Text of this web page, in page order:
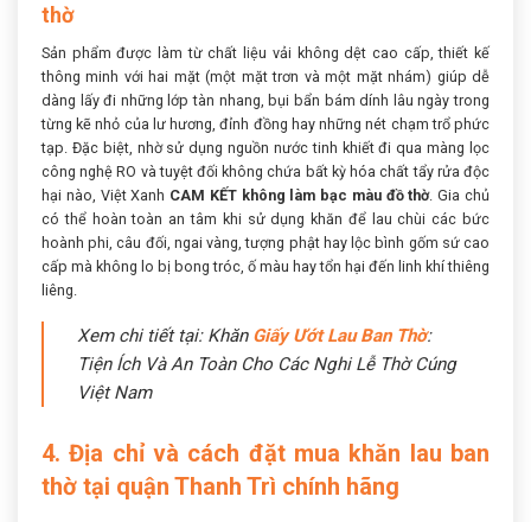
thờ
Sản phẩm được làm từ chất liệu vải không dệt cao cấp, thiết kế
thông minh với hai mặt (một mặt trơn và một mặt nhám) giúp dễ
dàng lấy đi những lớp tàn nhang, bụi bẩn bám dính lâu ngày trong
từng kẽ nhỏ của lư hương, đỉnh đồng hay những nét chạm trổ phức
tạp. Đặc biệt, nhờ sử dụng nguồn nước tinh khiết đi qua màng lọc
công nghệ RO và tuyệt đối không chứa bất kỳ hóa chất tẩy rửa độc
hại nào, Việt Xanh CAM KẾT không làm bạc màu đồ thờ. Gia chủ
có thể hoàn toàn an tâm khi sử dụng khăn để lau chùi các bức
hoành phi, câu đối, ngai vàng, tượng phật hay lộc bình gốm sứ cao
cấp mà không lo bị bong tróc, ố màu hay tổn hại đến linh khí thiêng
liêng.
Xem chi tiết tại: Khăn Giấy Ướt Lau Ban Thờ:
Tiện Ích Và An Toàn Cho Các Nghi Lễ Thờ Cúng
Việt Nam
4. Địa chỉ và cách đặt mua khăn lau ban
thờ tại quận Thanh Trì chính hãng